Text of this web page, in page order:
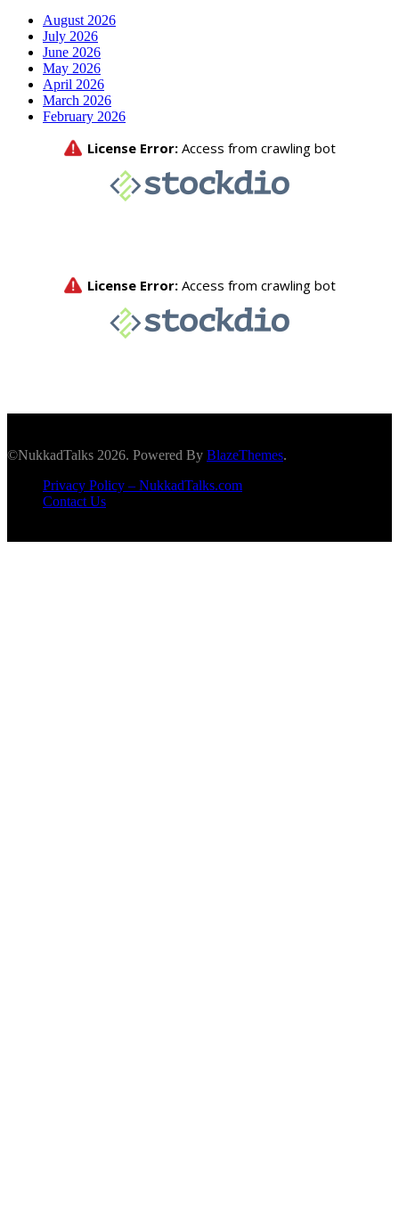
August 2026
July 2026
June 2026
May 2026
April 2026
March 2026
February 2026
©NukkadTalks 2026. Powered By BlazeThemes.
Privacy Policy – NukkadTalks.com
Contact Us